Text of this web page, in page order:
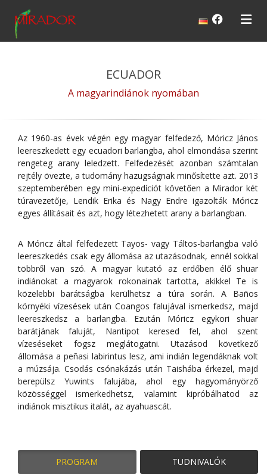
ECUADOR
A magyarindiánok nyomában
Az 1960-as évek végén egy magyar felfedező, Móricz János
leereszkedett egy ecuadori barlangba, ahol elmondása szerint
rengeteg arany leledzett. Felfedezését azonban számtalan
rejtély övezte, a tudomány hazugságnak minősítette azt. 2013
szeptemberében egy mini-expedíciót követően a Mirador két
túravezetője, Lendik Erika és Nagy Endre igazolták Móricz
egyes állításait és azt, hogy létezhetett arany a barlangban.
A Móricz által felfedezett Tayos- vagy Táltos-barlangba való
leereszkedés csak egy állomása az utazásodnak, ennél sokkal
többről van szó. A magyar kutató az erdőben élő shuar
indiánokat a magyarok rokonainak tartotta, akikkel Te is
közelebbi barátságba kerülhetsz a túra során. A Baños
környéki vízesések után Coangos falujával ismerkedsz, majd
leereszkedsz a barlangba. Ezután Móricz egykori shuar
barátjának faluját, Nantipot keresed fel, ahol szent
vízeséseket fogsz meglátogatni. Utazásod következő
állomása a peñasi labirintus lesz, ami indián legendáknak volt
a múzsája. Csodás csónakázás után Taishába érkezel, majd
berepülsz Yuwints falujába, ahol egy hagyományörző
közösséggel ismerkedhetsz, valamint kipróbálhatod az
indiánok misztikus italát, az ayahuascát.
PROGRAM TUDNIVALÓK